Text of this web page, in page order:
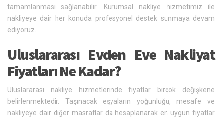
tamamlanması sağlanabilir. Kurumsal nakliye hizmetimiz ile
nakliyeye dair her konuda profesyonel destek sunmaya devam
ediyoruz.
Uluslararası Evden Eve Nakliyat
Fiyatları Ne Kadar?
Uluslararası nakliye hizmetlerinde fiyatlar birçok değişkene
belirlenmektedir. Taşınacak eşyaların yoğunluğu, mesafe ve
nakliyeye dair diğer masraflar da hesaplanarak en uygun fiyatlar